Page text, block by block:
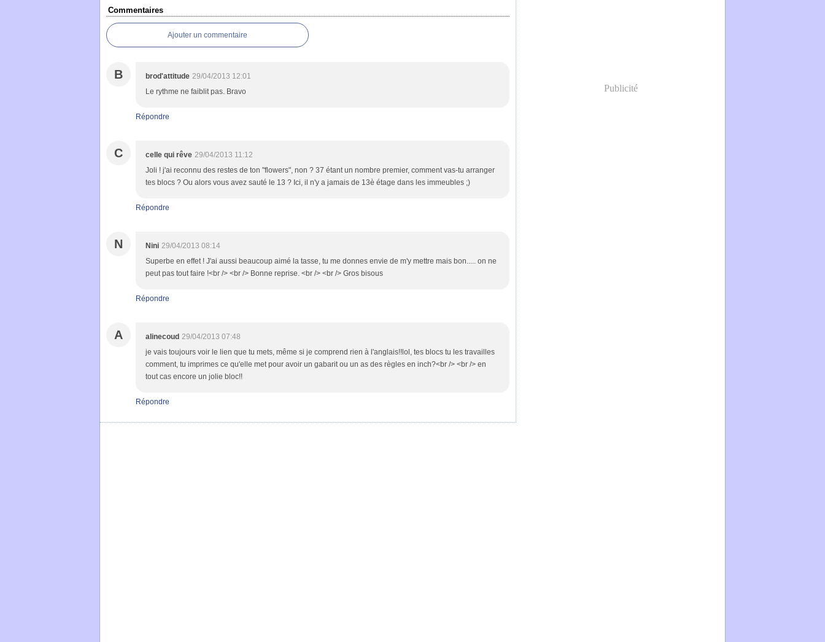
Commentaires
Ajouter un commentaire
B brod'attitude 29/04/2013 12:01
Le rythme ne faiblit pas. Bravo
Répondre
C celle qui rêve 29/04/2013 11:12
Joli ! j'ai reconnu des restes de ton "flowers", non ? 37 étant un nombre premier, comment vas-tu arranger
tes blocs ? Ou alors vous avez sauté le 13 ? Ici, il n'y a jamais de 13è étage dans les immeubles ;)
Répondre
N Nini 29/04/2013 08:14
Superbe en effet ! J'ai aussi beaucoup aimé la tasse, tu me donnes envie de m'y mettre mais bon..... on ne
peut pas tout faire !<br /> <br /> Bonne reprise. <br /> <br /> Gros bisous
Répondre
A alinecoud 29/04/2013 07:48
je vais toujours voir le lien que tu mets, même si je comprend rien à l'anglais!!lol, tes blocs tu les travailles
comment, tu imprimes ce qu'elle met pour avoir un gabarit ou un as des règles en inch?<br /> <br /> en
tout cas encore un jolie bloc!!
Répondre
Publicité